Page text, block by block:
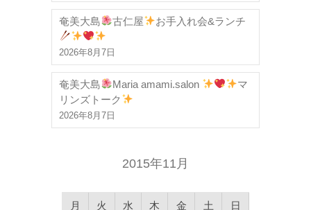
奄美大島 古仁屋 お手入れ会&ランチ
2026年8月7日
奄美大島 Maria amami.salon
マ
リンズトーク
2026年8月7日
2015年11月
月 火 水 木 金 土 日